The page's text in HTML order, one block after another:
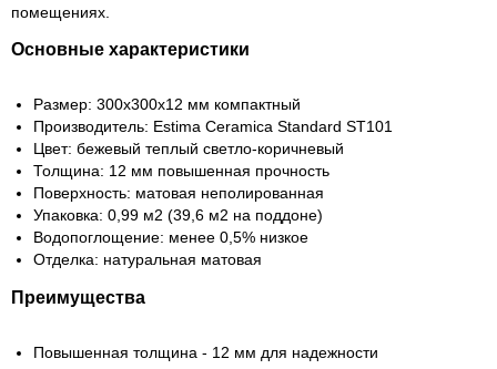
помещениях.
Основные характеристики
Размер: 300х300х12 мм компактный
Производитель: Estima Ceramica Standard ST101
Цвет: бежевый теплый светло-коричневый
Толщина: 12 мм повышенная прочность
Поверхность: матовая неполированная
Упаковка: 0,99 м2 (39,6 м2 на поддоне)
Водопоглощение: менее 0,5% низкое
Отделка: натуральная матовая
Преимущества
Повышенная толщина - 12 мм для надежности